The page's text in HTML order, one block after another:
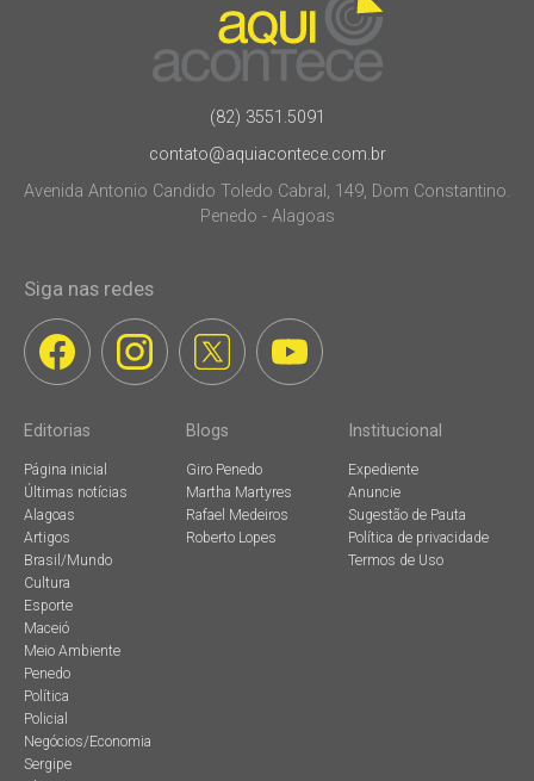
(82) 3551.5091
contato@aquiacontece.com.br
Avenida Antonio Candido Toledo Cabral, 149, Dom Constantino.
Penedo - Alagoas
Siga nas redes
Editorias
Página inicial
Últimas notícias
Alagoas
Artigos
Brasil/Mundo
Cultura
Esporte
Maceió
Meio Ambiente
Penedo
Política
Policial
Negócios/Economia
Sergipe
Blogs
Giro Penedo
Martha Martyres
Rafael Medeiros
Roberto Lopes
Institucional
Expediente
Anuncie
Sugestão de Pauta
Política de privacidade
Termos de Uso